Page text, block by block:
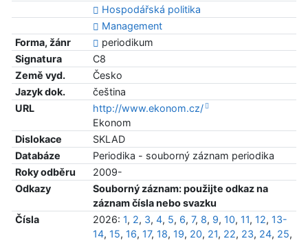
Hospodářská politika
Management
Forma, žánr
periodikum
Signatura
C8
Země vyd.
Česko
Jazyk dok.
čeština
URL
http://www.ekonom.cz/
Ekonom
Dislokace
SKLAD
Databáze
Periodika - souborný záznam periodika
Roky odběru
2009-
Odkazy
Souborný záznam: použijte odkaz na
záznam čísla nebo svazku
Čísla
2026: 1, 2, 3, 4, 5, 6, 7, 8, 9, 10, 11, 12, 13-
14, 15, 16, 17, 18, 19, 20, 21, 22, 23, 24, 25,